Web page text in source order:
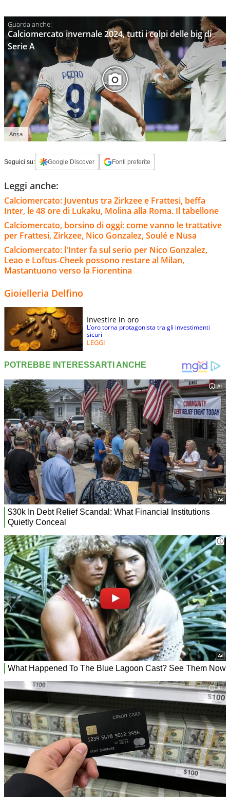
Calciomercato invernale 2024, tutti i colpi delle big di
Serie A
Ansa
Seguici su: Google Discover Fonti preferite
Leggi anche:
Calciomercato: Juventus tra Zirkzee e Frattesi, beffa
Inter, le 48 ore di Lukaku, Molina alla Roma. Il tabellone
Calciomercato, borsino di oggi: come vanno le trattative
per Frattesi, Zirkzee, Nico Gonzalez, Soulé e Nusa
Calciomercato: l'Inter fa sul serio per Nico Gonzalez,
Leao e Loftus-Cheek possono restare al Milan,
Mastantuono verso la Fiorentina
Gioielleria Delfino
Investire in oro
L’oro torna protagonista tra gli investimenti
sicuri
LEGGI